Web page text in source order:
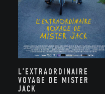
L’EXTRAORDINAIRE
VOYAGE DE MISTER
JACK